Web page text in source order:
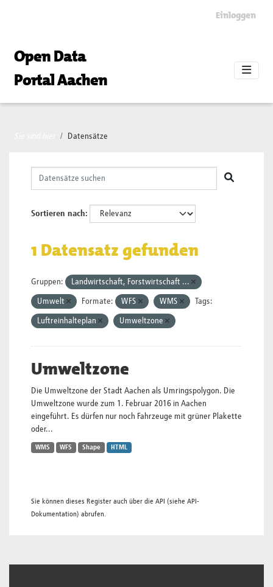
Einloggen
Open Data
Portal Aachen
Datensätze
Sortieren nach
1 Datensatz gefunden
Gruppen: Landwirtschaft, Forstwirtschaft ...
Umwelt Formate: WFS WMS Tags:
Luftreinhalteplan Umweltzone
Umweltzone
Die Umweltzone der Stadt Aachen als Umringspolygon. Die
Umweltzone wurde zum 1. Februar 2016 in Aachen
eingeführt. Es dürfen nur noch Fahrzeuge mit grüner Plakette
oder...
WMS WFS Shape HTML
Sie können dieses Register auch über die API (siehe API-
Dokumentation) abrufen.